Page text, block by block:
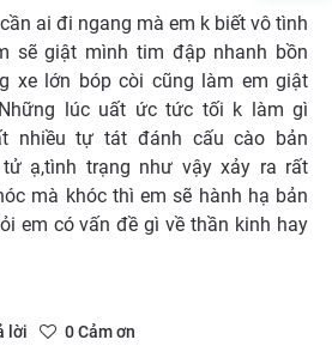
ai đi ngang mà em k biết vô tình
sẽ giật mình tim đập nhanh bồn
xe lớn bóp còi cũng làm em giật
lúc uất ức tức tối k làm gì
nhiều tự tát đánh cấu cào bản
ạ,tình trạng như vậy xảy ra rất
mà khóc thì em sẽ hành hạ bản
em có vấn đề gì về thần kinh hay
lời 0Cảm ơn